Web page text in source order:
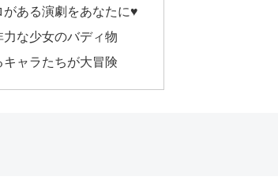
ある演劇をあなたに♥
な少女のバディ物
ャラたちが大冒険